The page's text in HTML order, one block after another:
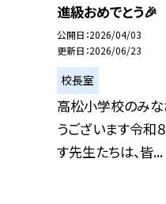
進級おめでとう🎉
公開日 2026/04/03
更新日 2026/06/23
校長室
高松小学校のみ
うございます令和
す先生たちは、皆...